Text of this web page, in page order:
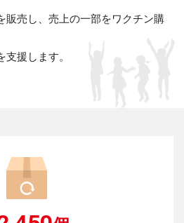
販売し、売上の一部をワクチン購
援します。